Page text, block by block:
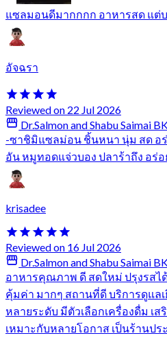
แซลมอนดีมากกกก อาหารสด แต่บ
อัจฉรา
Reviewed on 22 Jul 2026
Dr.Salmon and Shabu Saimai
-ซาชิมิแซลม่อน ชิ้นหนา นุ่ม สด อ
อัน หมูทอดแจ่วบอง ปลาร้าถึง อร่
krisadee
Reviewed on 16 Jul 2026
Dr.Salmon and Shabu Saimai
อาหารคุณภาพ ดี สดใหม่ ปรุงรสไ
คุ้มค่า มากๆ สถานที่ดี บริการดูแล
หลายระดับ มีตัวเลือกเครื่องดื่ม เ
เหมาะกับหลายโอกาส เป็นร้านป